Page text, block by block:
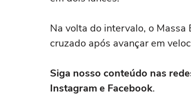
Na volta do intervalo, o
cruzado após avançar em
Siga nosso conteúdo nas
Instagram e Facebook.